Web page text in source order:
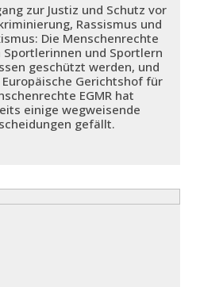
zur Justiz und Schutz vor
Rassismus und
Die Menschenrechte
Sportlerinnen und Sportlern
geschützt werden, und
Europäische Gerichtshof für
EGMR hat
einige wegweisende
gefällt.